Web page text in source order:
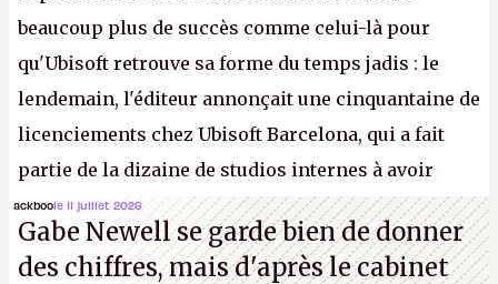
beaucoup plus de succès comme celui-là pour
qu'Ubisoft retrouve sa forme du temps jadis : le
lendemain, l'éditeur annonçait une cinquantaine de
licenciements chez Ubisoft Barcelona, qui a fait
partie de la dizaine de studios internes à avoir
travaillé sur cetAssassin's Creedsous la direction
d'Ubisoft Singapour.A.
ackboole 11 juillet 2026
Gabe Newell se garde bien de donner
des chiffres, mais d'après le cabinet